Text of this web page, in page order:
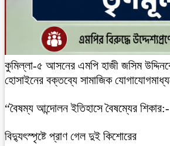
কুমিল্লা-৫ আসনের এমপি হাজী জসিম
হোসাইনের বক্তব্যে সামাজিক
“বৈষম্য আন্দোলন ইতিহাসে বৈষম্যের শিকার:-
বিদ্যুৎস্পৃষ্টে প্রাণ গেল দুই কিশোরের